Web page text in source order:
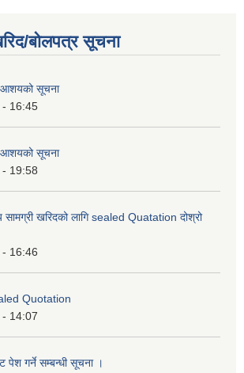
बोलपत्र सूचना
आशयको सूचना
16:45
आशयको सूचना
19:58
सामग्री खरिदको लागि sealed Quatation दोश्रो
16:46
Quotation
14:07
पेश गर्ने सम्बन्धी सूचना ।